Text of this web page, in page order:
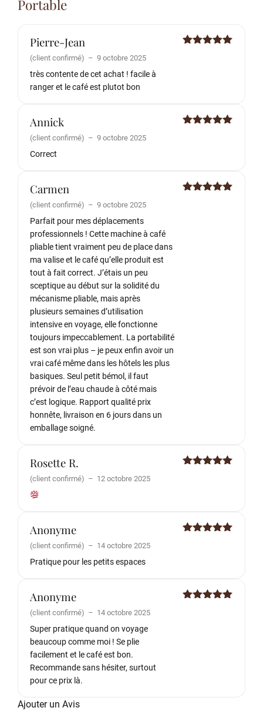
Portable
Pierre-Jean
(client confirmé) – 9 octobre 2025
très contente de cet achat ! facile à
ranger et le café est plutot bon
Annick
(client confirmé) – 9 octobre 2025
Correct
Carmen
(client confirmé) – 9 octobre 2025
Parfait pour mes déplacements
professionnels ! Cette machine à café
pliable tient vraiment peu de place dans
ma valise et le café qu’elle produit est
tout à fait correct. J’étais un peu
sceptique au début sur la solidité du
mécanisme pliable, mais après
plusieurs semaines d’utilisation
intensive en voyage, elle fonctionne
toujours impeccablement. La portabilité
est son vrai plus – je peux enfin avoir un
vrai café même dans les hôtels les plus
basiques. Seul petit bémol, il faut
prévoir de l’eau chaude à côté mais
c’est logique. Rapport qualité prix
honnête, livraison en 6 jours dans un
emballage soigné.
Rosette R.
(client confirmé) – 12 octobre 2025
Anonyme
(client confirmé) – 14 octobre 2025
Pratique pour les petits espaces
Anonyme
(client confirmé) – 14 octobre 2025
Super pratique quand on voyage
beaucoup comme moi ! Se plie
facilement et le café est bon.
Recommande sans hésiter, surtout
pour ce prix là.
Ajouter un Avis